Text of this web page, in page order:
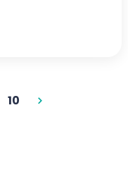
10